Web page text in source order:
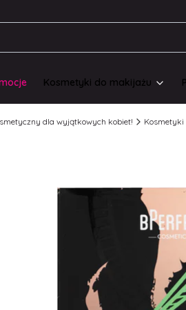
Kosmetyki do makijażu
dla wyjątkowych kobiet!